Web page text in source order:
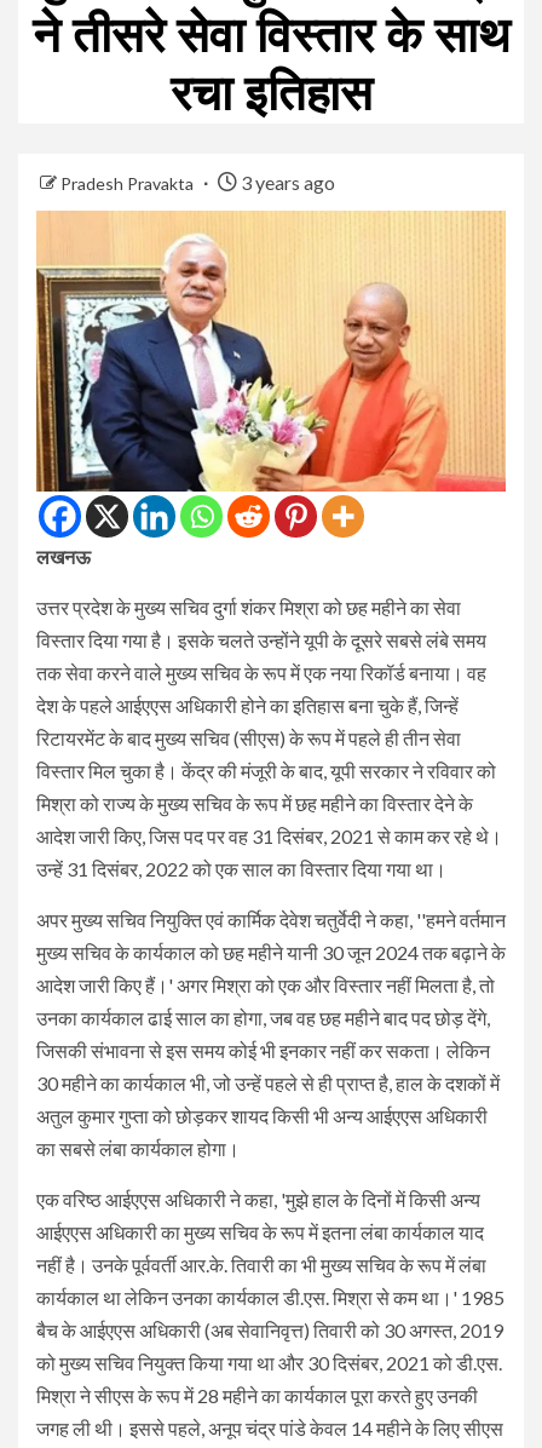
ने तीसरे सेवा विस्तार के साथ
रचा इतिहास
Pradesh Pravakta 3 years ago
लखनऊ
उत्तर प्रदेश के मुख्य सचिव दुर्गा शंकर मिश्रा को छह महीने का सेवा
विस्‍तार दिया गया है। इसके चलते उन्होंने यूपी के दूसरे सबसे लंबे समय
तक सेवा करने वाले मुख्य सचिव के रूप में एक नया रिकॉर्ड बनाया। वह
देश के पहले आईएएस अधिकारी होने का इतिहास बना चुके हैं, जिन्हें
रिटायरमेंट के बाद मुख्य सचिव (सीएस) के रूप में पहले ही तीन सेवा
विस्तार मिल चुका है। केंद्र की मंजूरी के बाद, यूपी सरकार ने रविवार को
मिश्रा को राज्य के मुख्य सचिव के रूप में छह महीने का विस्तार देने के
आदेश जारी किए, जिस पद पर वह 31 दिसंबर, 2021 से काम कर रहे थे।
उन्हें 31 दिसंबर, 2022 को एक साल का विस्तार दिया गया था।
अपर मुख्य सचिव नियुक्ति एवं कार्मिक देवेश चतुर्वेदी ने कहा, ''हमने वर्तमान
मुख्य सचिव के कार्यकाल को छह महीने यानी 30 जून 2024 तक बढ़ाने के
आदेश जारी किए हैं।' अगर मिश्रा को एक और विस्तार नहीं मिलता है, तो
उनका कार्यकाल ढाई साल का होगा, जब वह छह महीने बाद पद छोड़ देंगे,
जिसकी संभावना से इस समय कोई भी इनकार नहीं कर सकता। लेकिन
30 महीने का कार्यकाल भी, जो उन्हें पहले से ही प्राप्त है, हाल के दशकों में
अतुल कुमार गुप्ता को छोड़कर शायद किसी भी अन्य आईएएस अधिकारी
का सबसे लंबा कार्यकाल होगा।
एक वरिष्ठ आईएएस अधिकारी ने कहा, 'मुझे हाल के दिनों में किसी अन्य
आईएएस अधिकारी का मुख्य सचिव के रूप में इतना लंबा कार्यकाल याद
नहीं है। उनके पूर्ववर्ती आर.के. तिवारी का भी मुख्य सचिव के रूप में लंबा
कार्यकाल था लेकिन उनका कार्यकाल डी.एस. मिश्रा से कम था।' 1985
बैच के आईएएस अधिकारी (अब सेवानिवृत्त) तिवारी को 30 अगस्त, 2019
को मुख्य सचिव नियुक्त किया गया था और 30 दिसंबर, 2021 को डी.एस.
मिश्रा ने सीएस के रूप में 28 महीने का कार्यकाल पूरा करते हुए उनकी
जगह ली थी। इससे पहले, अनूप चंद्र पांडे केवल 14 महीने के लिए सीएस